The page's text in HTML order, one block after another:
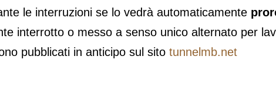
le interruzioni se lo vedrà automaticamente
interrotto o messo a senso unico alternato per
pubblicati in anticipo sul sito tunnelmb.net